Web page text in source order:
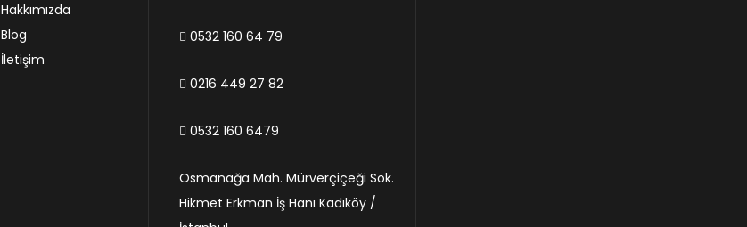
Hakkımızda
Blog
İletişim
0532 160 64 79
0216 449 27 82
0532 160 6479
Osmanağa Mah. Mürverçiçeği Sok.
Hikmet Erkman İş Hanı Kadıköy /